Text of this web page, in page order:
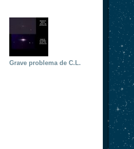
Grave problema de C.L.